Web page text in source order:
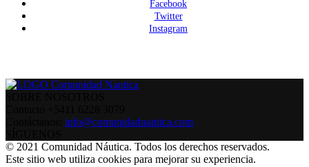
Facebook
Twitter
Instagram
info@comunidadnautica.com
© 2021 Comunidad Náutica. Todos los derechos reservados.
Este sitio web utiliza cookies para mejorar su experiencia.